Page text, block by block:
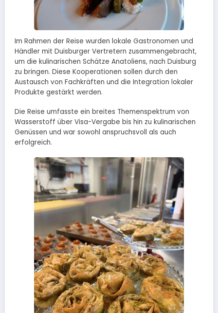
Im Rahmen der Reise wurden lokale Gastronomen und
Händler mit Duisburger Vertretern zusammengebracht,
um die kulinarischen Schätze Anatoliens, nach Duisburg
zu bringen. Diese Kooperationen sollen durch den
Austausch von Fachkräften und die Integration lokaler
Produkte gestärkt werden.
Die Reise umfasste ein breites Themenspektrum von
Wasserstoff über Visa-Vergabe bis hin zu kulinarischen
Genüssen und war sowohl anspruchsvoll als auch
erfolgreich.